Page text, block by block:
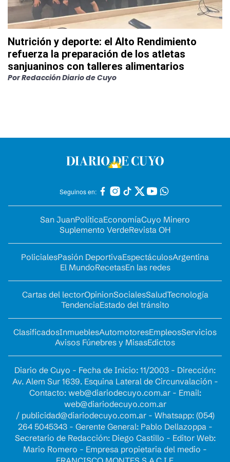
Nutrición y deporte: el Alto Rendimiento
refuerza la preparación de los atletas
sanjuaninos con talleres alimentarios
PorRedacción Diario de Cuyo
Seguinos en:
San JuanPolíticaEconomíaCuyo Minero
Suplemento VerdeRevista OH
PolicialesPasión DeportivaEspectáculosArgentina
El MundoRecetasEn las redes
Cartas del lectorOpinionSocialesSaludTecnología
TendenciaEstado del tránsito
ClasificadosInmueblesAutomotoresEmpleosServicios
Avisos Fúnebres y MisasEdictos
Diario de Cuyo - Fecha de Inicio: 11/2003 - Dirección:
Av. Alem Sur 1639. Esquina Lateral de Circunvalación -
Contacto: web@diariodecuyo.com.ar- Email:
web@diariodecuyo.com.ar
/ publicidad@diariodecuyo.com.ar- Whatsapp: (054)
264 5045343 - Gerente General: Pablo Dellazoppa -
Secretario de Redacción: Diego Castillo - Editor Web:
Mario Romero - Empresa propietaria del medio -